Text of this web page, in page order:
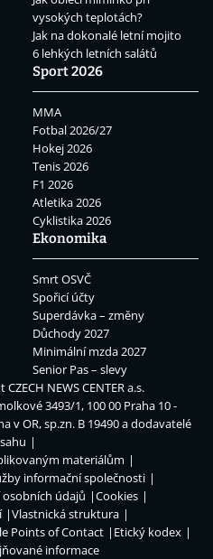
vysokých teplotách?
Jak na dokonalé letní mojito
6 lehkých letních salátů
Sport 2026
MMA
Fotbal 2026/27
Hokej 2026
Tenis 2026
F1 2026
Atletika 2026
Cyklistika 2026
Ekonomika
Smrt OSVČ
Spořicí účty
Superdávka – změny
Důchody 2027
Minimální mzda 2027
Senior Pas – slevy
CZECH NEWS CENTER a.s.
3493/1, 100 00 Praha 10 -
v OR, sp.zn. B 19490 a dodavatelé
materiálům
informační společnosti
údajů
Cookies
Vlastnická struktura
Points of Contact
Etický kodex
informace